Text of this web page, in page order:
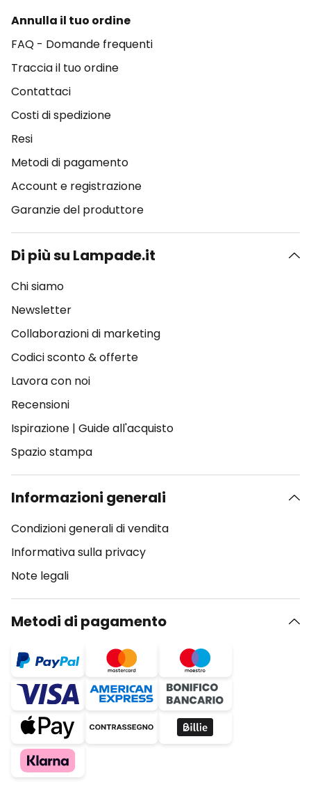
Annulla il tuo ordine
FAQ - Domande frequenti
Traccia il tuo ordine
Contattaci
Costi di spedizione
Resi
Metodi di pagamento
Account e registrazione
Garanzie del produttore
Di più su Lampade.it
Chi siamo
Newsletter
Collaborazioni di marketing
Codici sconto & offerte
Lavora con noi
Recensioni
Ispirazione | Guide all'acquisto
Spazio stampa
Informazioni generali
Condizioni generali di vendita
Informativa sulla privacy
Note legali
Metodi di pagamento